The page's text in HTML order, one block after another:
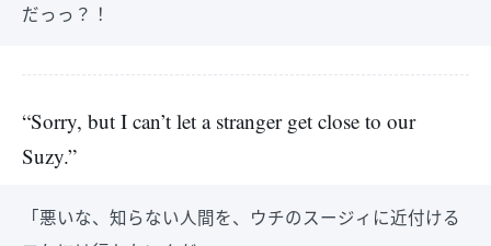
だっっ？！
“Sorry, but I can’t let a stranger get close to our
Suzy.”
「悪いな、知らない人間を、ウチのスージィに近付ける